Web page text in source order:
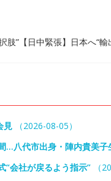
肢”【日中緊張】日本
見 （2026-08-05）
…八代市出身・陣内貴美子
会社が戻るよう指示” （